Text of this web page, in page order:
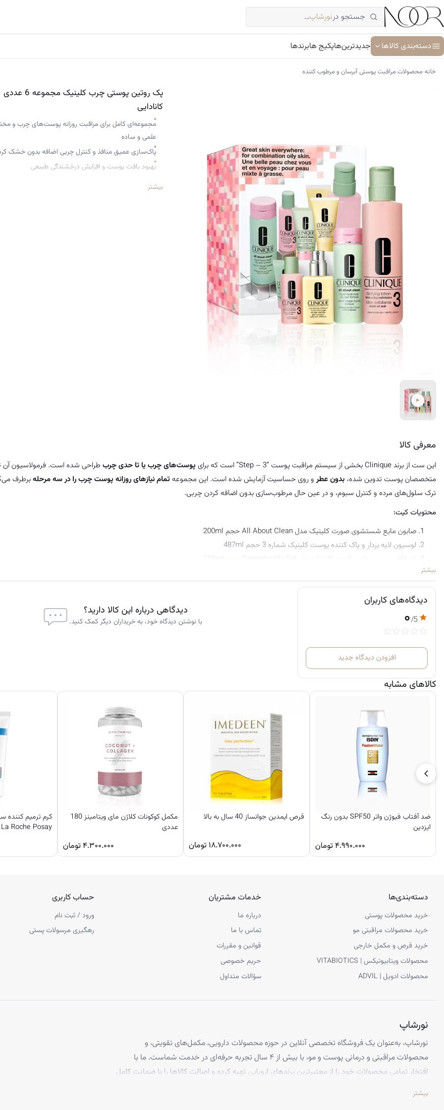
رفتن
به
محتوا
جستجو درنورشاپ…
دسته‌بندی کالاها
شوینده پوست و صورت
جدیدترین‌هاپکیج هابرندها
خانه›محصولات مراقبت پوستی›آبرسان و مرطوب کننده
پک روتین پوستی چرب کلینیک مجموعه 6 عددی
کانادایی
مجموعه‌ای کامل برای مراقبت روزانه پوست‌های چرب و
علمی و ساده
پاک‌سازی عمیق منافذ و کنترل چربی اضافه بدون خشک
بهبود بافت پوست و افزایش درخشندگی طبیعی
مرطوب‌کننده‌ی بدون چربیبیشتر
معرفی کالا
این ست از برند Clinique بخشی از سیستم مراقبت پوست “3 – Step” است که برای پوست‌های چرب یا تا حدی چرب طراحی شده است. فرمولاسیون
متخصصان پوست تدوین شده، بدون عطرو روی حساسیت آزمایش شده است. این مجموعهتمام نیازهای روزانه پوست چرب را در سه مرحلهبرطرف
ترک سلول‌های مرده و کنترل سبوم، و در عین حال مرطوب‌سازی بدون اضافه کردن چربی.
محتویات کیت:
صابون مایع شستشوی صورت کلینیک مدل All About Clean حجم 200ml
لوسیون لایه بردار و پاک کننده پوست کلینیک شماره 3 حجم 487ml
لوسیون لایه بردار و پاک کننده پوست کلینیک شماره 3 حجم 60ml
ژل فاقد چربی مرطوب کننده کلینیک مدل Dramatically Gel حجم 30ml
بیشتر
دیدگاه‌های کاربران
۰/5
افزودن دیدگاه جدید
دیدگاهی درباره این کالا دارید؟
با نوشتن دیدگاه خود، به خریداران دیگر کمک کنید.
کالاهای مشابه
ضد آفتاب فیوژن واتر SPF50 بدون رنگ
ایزدین
۴.۹۹۰.۰۰۰ تومان
قرص ایمدین جوانساز 40 سال به بالا
۱۸.۷۰۰.۰۰۰ تومان
مکمل کوکونات کلاژن مای ویتامینز 180
عددی
۴.۳۰۰.۰۰۰ تومان
کرم ترمیم کننده
La Roche Posay فرانسه
دسته‌بندی‌ها
خرید محصولات پوستی
خرید محصولات مراقبتی مو
خرید قرص و مکمل خارجی
محصولات ویتابیوتیکس | VITABIOTICS
محصولات ادویل | ADVIL
خدمات مشتریان
درباره ما
تماس با ما
قوانین و مقررات
حریم خصوصی
سؤالات متداول
حساب کاربری
ورود / ثبت نام
رهگیری مرسولات پستی
نورشاپ
نورشاپ، به‌عنوان یک فروشگاه تخصصی آنلاین در حوزه محصولات دارویی، مکمل‌های تقویتی، و
محصولات مراقبتی و درمانی پوست و مو، با بیش از ۴ سال تجربه حرفه‌ای در خدمت شماست. ما با
افتخار تمامی محصولات خود را از معتبرترین برندهای اروپایی تهیه کرده و اصالت کالاها را با ضمانت کامل
تخصص ما ارائه محصولاتی است که از کیفیت و استانداردهای برتر جهانی برخوردارند، تا بتوانید با
بیشتر